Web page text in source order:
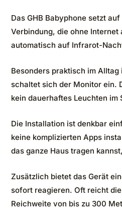
Das GHB Babyphone setzt
Verbindung, die ohne
automatisch auf Infrarot-
Besonders praktisch im
schaltet sich der Monitor ein.
kein dauerhaftes Leuchten
Die Installation ist denkbar
keine komplizierten Apps
das ganze Haus tragen
Zusätzlich bietet das Gerät
sofort reagieren. Oft reicht
Reichweite von bis zu 300